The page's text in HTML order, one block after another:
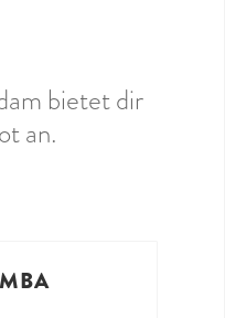
bietet dir
an.